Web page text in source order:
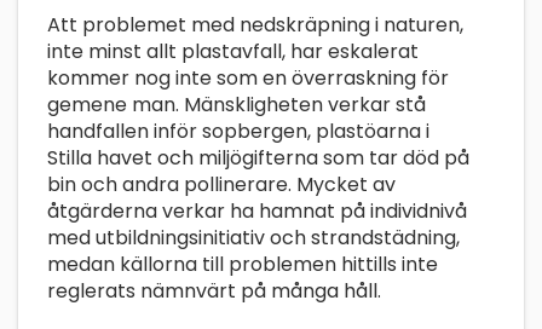
Att problemet med nedskräpning i naturen,
inte minst allt plastavfall, har eskalerat
kommer nog inte som en överraskning för
gemene man. Mänskligheten verkar stå
handfallen inför sopbergen, plastöarna i
Stilla havet och miljögifterna som tar död på
bin och andra pollinerare. Mycket av
åtgärderna verkar ha hamnat på individnivå
med utbildningsinitiativ och strandstädning,
medan källorna till problemen hittills inte
reglerats nämnvärt på många håll.